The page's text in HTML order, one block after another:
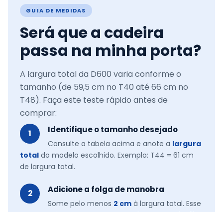
GUIA DE MEDIDAS
Será que a cadeira
passa na minha porta?
A largura total da D600 varia conforme o
tamanho (de 59,5 cm no T40 até 66 cm no
T48). Faça este teste rápido antes de
comprar:
1 Identifique o tamanho desejado
Consulte a tabela acima e anote a largura
total do modelo escolhido. Exemplo: T44 = 61 cm
de largura total.
2 Adicione a folga de manobra
Some pelo menos 2 cm à largura total. Esse